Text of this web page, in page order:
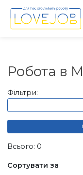
Робота в
Фільтри:
Всього: 0
Сортувати за